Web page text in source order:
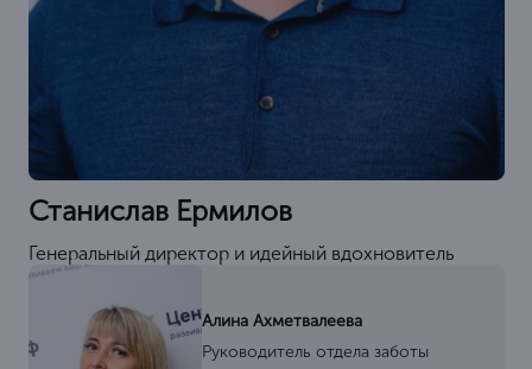
Станислав Ермилов
Генеральный директор и идейный вдохновитель
Алина Ахметвалеева
Руководитель отдела заботы